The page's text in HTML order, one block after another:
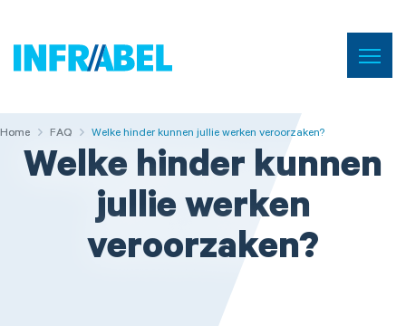
Home Menu
Home FAQ
Home FAQ Welke hinder kunnen jullie werken veroorzaken?
Welke hinder kunnen
jullie werken
veroorzaken?